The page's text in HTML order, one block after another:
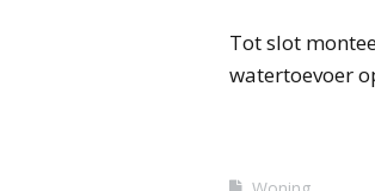
Tot slot
watertoevoer